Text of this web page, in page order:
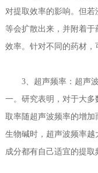
对提取效率的影响。但
等会扩散出来，并附着
效率。针对不同的药材，
3、超声频率：超声波
一。研究表明，对于大
取率随超声波频率的增
生物碱时，超声波频率
成分都有自己适宜的提取